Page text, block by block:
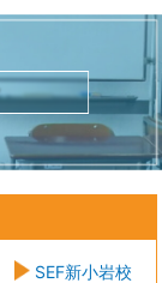
SEF新小岩校